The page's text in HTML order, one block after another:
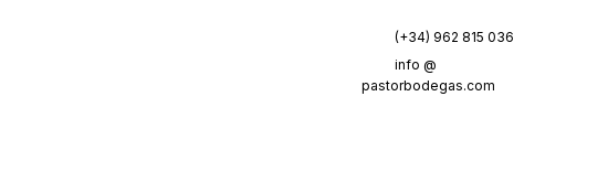
(+34) 962 815 036
info @
pastorbodegas.com